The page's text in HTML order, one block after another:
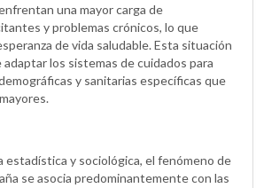
una mayor carga de
y problemas crónicos, lo que
de vida saludable. Esta situación
los sistemas de cuidados para
y sanitarias específicas que
estadística y sociológica, el fenómeno de
se asocia predominantemente con las